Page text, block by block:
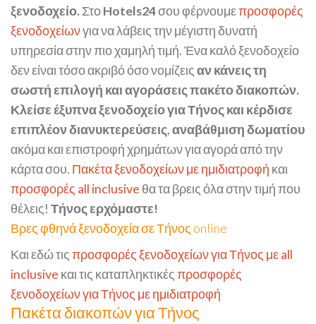
ξενοδοχείο.ΣτοHotels24σου φέρνουμεπροσφορές
ξενοδοχείωνγια να λάβεις την μέγιστη δυνατή
υπηρεσία στην πιο χαμηλή τιμή. Ένα καλό ξενοδοχείο
δεν είναι τόσο ακριβό όσο νομίζειςαν κάνεις τη
σωστή επιλογή και αγοράσεις πακέτο διακοπών.
Κλείσε έξυπνα ξενοδοχείο για Τήνος και κέρδισε
επιπλέον διανυκτερεύσεις,αναβάθμιση δωματίου
ακόμα και επιστροφή χρημάτων για αγορά από την
κάρτα σου. Πακέτα ξενοδοχείων με ημιδιατροφή και
προσφορές all inclusive θα τα βρεις όλα στην τιμή που
θέλεις! Τήνος ερχόμαστε!
Βρες φθηνά ξενοδοχεία σε Τήνος online
Και εδώ τιςπροσφορές ξενοδοχείων για Τήνος με all
inclusive και τις καταπληκτικέςπροσφορές
ξενοδοχείων για Τήνος με ημιδιατροφή
Πακέτα διακοπών για Τήνος